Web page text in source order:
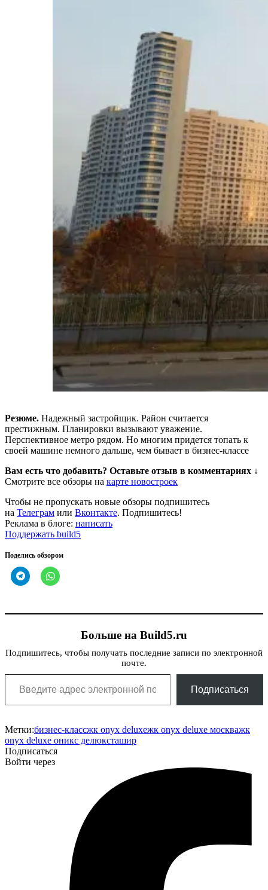
Резюме. Надежный застройщик. Район считается
престижным. Планировки вызывают уважение.
Перспективное метро рядом. Но многим придется топать к
своей машине немного дальше, чем бывает в бизнес-классе
Вам есть что добавить? Оставьте отзыв в комментариях ↓
Смотрите все обзоры на карте новостроек
Чтобы не пропускать новые обзоры подпишитесь
на Телеграм или Вконтакте. Подпишитесь!
Реклама в блоге: написать
Поддержать build5
Поделись обзором
Больше на Build5.ru
Подпишитесь, чтобы получать последние записи по электронной
почте.
Введите адрес электронной почты…
Подписаться
Метки:бизнес-классжк onyx deluxeжк onyx deluxe москважк
onyx deluxe оникс делюксташир
Подписаться
Войти через